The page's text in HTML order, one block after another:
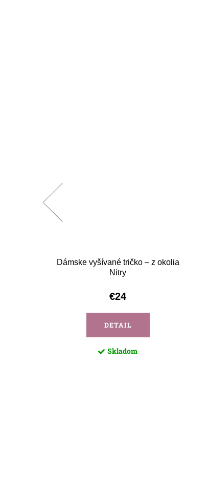
Dámske vyšívané tričko – z okolia
Nitry
€24
DETAIL
Skladom